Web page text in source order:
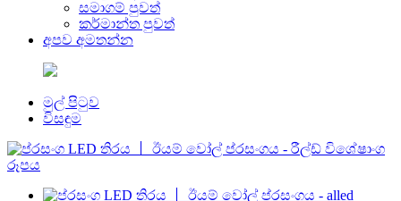
සමාගම් පුවත්
කර්මාන්ත පුවත්
අපව අමතන්න
මුල් පිටුව
විසඳුම